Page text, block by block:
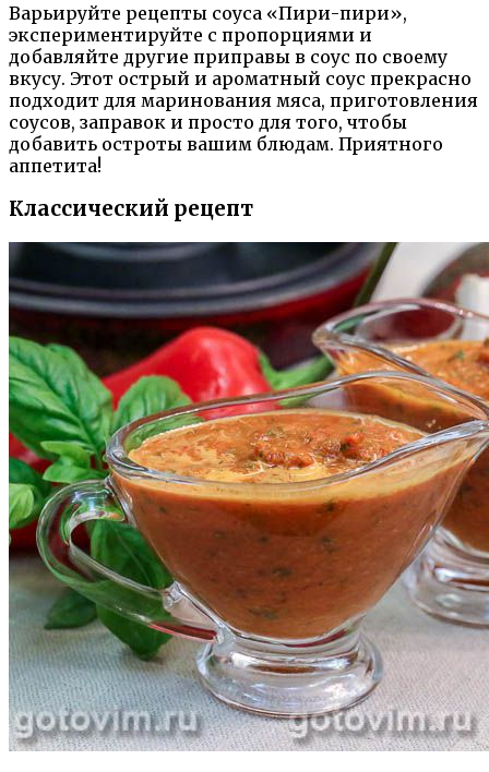
Варьируйте рецепты соуса «Пири-пири»,
экспериментируйте с пропорциями и
добавляйте другие приправы в соус по своему
вкусу. Этот острый и ароматный соус прекрасно
подходит для маринования мяса, приготовления
соусов, заправок и просто для того, чтобы
добавить остроты вашим блюдам. Приятного
аппетита!
Классический рецепт